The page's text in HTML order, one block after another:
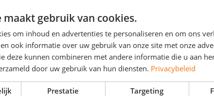
maakt gebruik van cookies.
om inhoud en advertenties te personaliseren en om ons
ook informatie over uw gebruik van onze site met onze
deze kunnen combineren met andere informatie die u aan
door uw gebruik van hun diensten. Privacybeleid
Prestatie Targeting